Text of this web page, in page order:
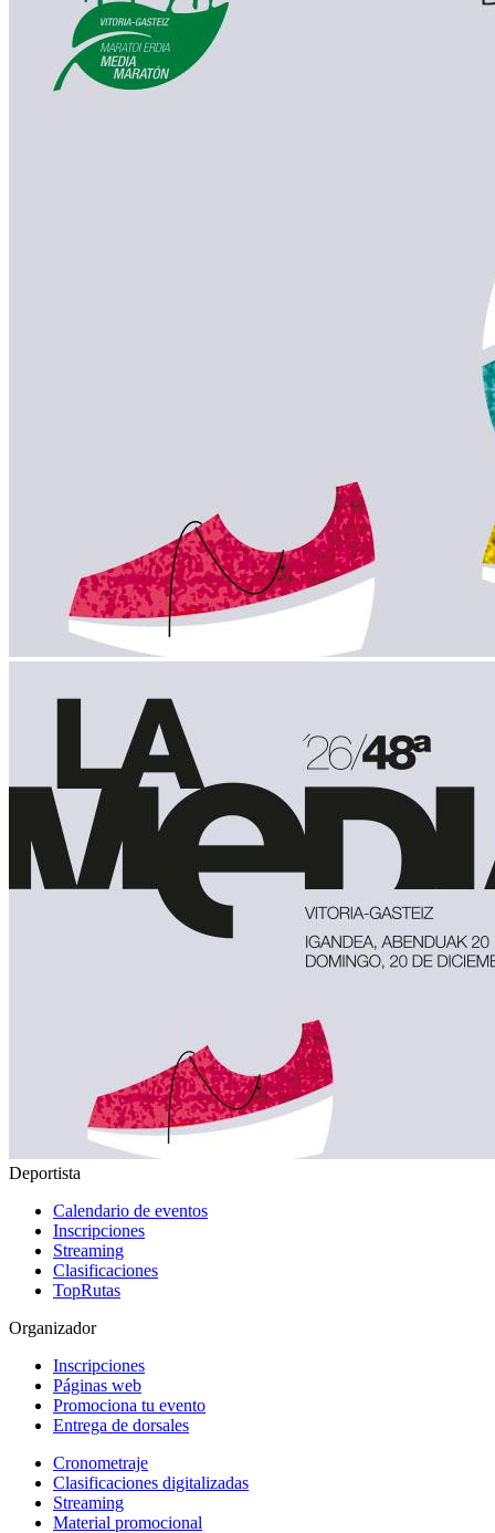
Deportista
Calendario de eventos
Inscripciones
Streaming
Clasificaciones
TopRutas
Organizador
Inscripciones
Páginas web
Promociona tu evento
Entrega de dorsales
Cronometraje
Clasificaciones digitalizadas
Streaming
Material promocional